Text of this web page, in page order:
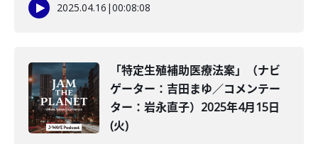
2025.04.16 |00:08:08
「特定生殖補助医療法案」（ナビ
ゲーター：吉田まゆ／コメンテー
ター：岩永直子）2025年4月15日
(火)